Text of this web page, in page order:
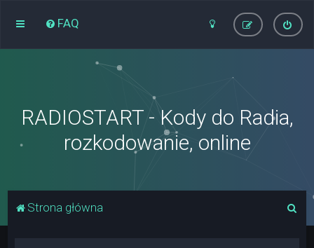
FAQ
RADIOSTART - Kody do Radia,
rozkodowanie, online
Strona główna